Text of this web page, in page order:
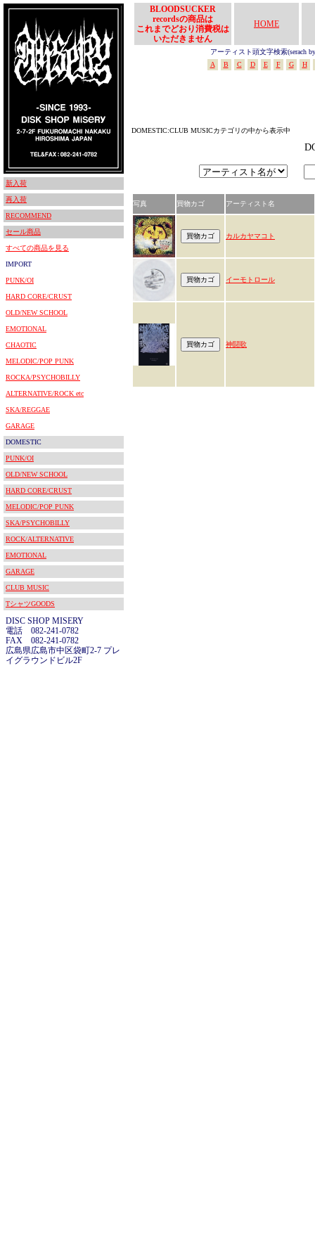
新入荷
再入荷
RECOMMEND
セール商品
すべての商品を見る
IMPORT
PUNK/OI
HARD CORE/CRUST
OLD/NEW SCHOOL
EMOTIONAL
CHAOTIC
MELODIC/POP PUNK
ROCKA/PSYCHOBILLY
ALTERNATIVE/ROCK etc
SKA/REGGAE
GARAGE
DOMESTIC
PUNK/OI
OLD/NEW SCHOOL
HARD CORE/CRUST
MELODIC/POP PUNK
SKA/PSYCHOBILLY
ROCK/ALTERNATIVE
EMOTIONAL
GARAGE
CLUB MUSIC
TシャツGOODS
DISC SHOP MISERY
電話 082-241-0782
FAX 082-241-0782
広島県広島市中区袋町2-7 プレ
イグラウンドビル2F
BLOODSUCKER
recordsの商品は
これまでどおり消費税は
いただきません
HOME
アーティスト頭文字検索(serach
A
B C D E F G H
DOMESTIC:CLUB MUSICカテゴリの中から表示中
写真 買物カゴ アーティスト名
カルカヤマコト
イーモトロール
神闘歌